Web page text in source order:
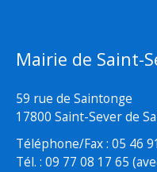
Mairie de Saint-
59 rue de Saintonge
17800 Saint-Sever de
Téléphone/Fax : 05 46
Tél. : 09 77 08 17 65